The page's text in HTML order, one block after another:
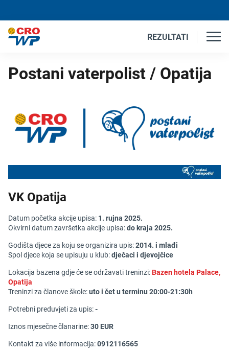
REZULTATI
Postani vaterpolist / Opatija
VK Opatija
Datum početka akcije upisa: 1. rujna 2025.
Okvirni datum završetka akcije upisa:do kraja 2025.
Godišta djece za koju se organizira upis:2014. i mlađi
Spol djece koja se upisuju u klub:dječaci i djevojčice
Lokacija bazena gdje će se održavati treninzi:Bazen hotela Palace,
Opatija
Treninzi za članove škole:uto i čet u terminu 20:00-21:30h
Potrebni preduvjeti za upis:-
Iznos mjesečne članarine:30 EUR
Kontakt za više informacija:0912116565